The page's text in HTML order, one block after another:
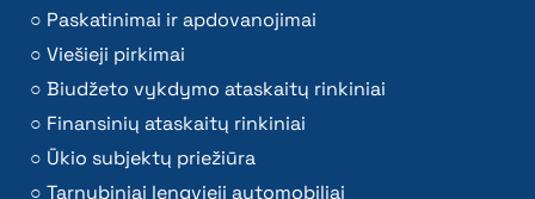
Paskatinimai ir apdovanojimai
Viešieji pirkimai
Biudžeto vykdymo ataskaitų rinkiniai
Finansinių ataskaitų rinkiniai
Ūkio subjektų priežiūra
Tarnybiniai lengvieji automobiliai